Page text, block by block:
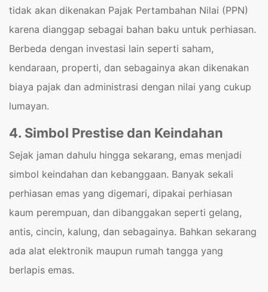
tidak akan dikenakan Pajak Pertambahan Nilai (PPN)
karena dianggap sebagai bahan baku untuk perhiasan.
Berbeda dengan investasi lain seperti saham,
kendaraan, properti, dan sebagainya akan dikenakan
biaya pajak dan administrasi dengan nilai yang cukup
lumayan.
4. Simbol Prestise dan Keindahan
Sejak jaman dahulu hingga sekarang, emas menjadi
simbol keindahan dan kebanggaan. Banyak sekali
perhiasan emas yang digemari, dipakai perhiasan
kaum perempuan, dan dibanggakan seperti gelang,
antis, cincin, kalung, dan sebagainya. Bahkan sekarang
ada alat elektronik maupun rumah tangga yang
berlapis emas.